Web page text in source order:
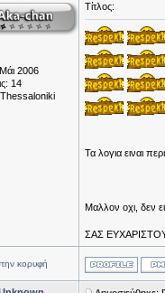
2006
14
Τίτλος:
Τα λογια ειναι
Μαλλον οχι, δεν
ΣΑΣ
κορυφή